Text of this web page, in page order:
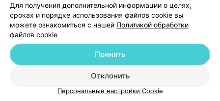
© 2026 ООО «Артокс Лаб», УНП 191700409
| 220012, Республика Беларусь,
Служба поддержки +375 291212755
Для получения дополнительной информации о целях,
сроках и порядке использования файлов cookie вы
можете ознакомиться с нашей Политикой обработки
файлов cookie
Отклонить
Принять
Персональные настройки Cookie